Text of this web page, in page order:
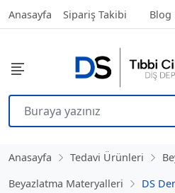
Anasayfa Sipariş Takibi Blog
Anasayfa Tedavi Ürünleri
Beyazlatma Materyalleri
DS